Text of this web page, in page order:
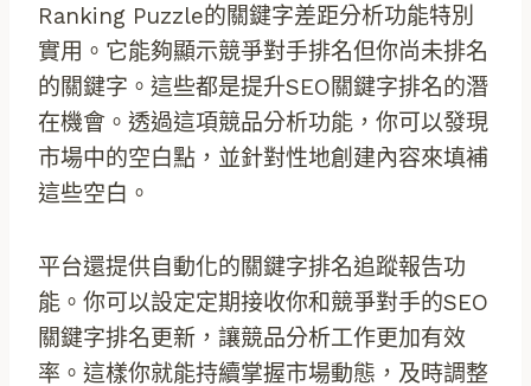
Ranking Puzzle的關鍵字差距分析功能特別
實用。它能夠顯示競爭對手排名但你尚未排名
的關鍵字。這些都是提升SEO關鍵字排名的潛
在機會。透過這項競品分析功能，你可以發現
市場中的空白點，並針對性地創建內容來填補
這些空白。
平台還提供自動化的關鍵字排名追蹤報告功
能。你可以設定定期接收你和競爭對手的SEO
關鍵字排名更新，讓競品分析工作更加有效
率。這樣你就能持續掌握市場動態，及時調整